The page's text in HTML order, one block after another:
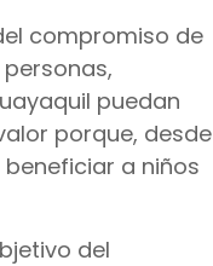
compromiso de
puedan
porque, desde
a niños
del